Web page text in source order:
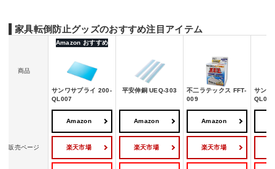
家具転倒防止グッズのおすすめ注目アイテム
商品
Amazon おすすめ
サンワサプライ 200-
QL007
平安伸銅 UEQ-303
不二ラテックス FFT-
009
サンワ
販売ページ
Amazon
楽天市場
Amazon
楽天市場
Amazon
楽天市場